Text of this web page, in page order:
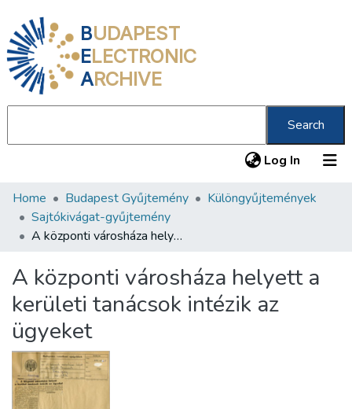
BUDAPEST
ELECTRONIC
ARCHIVE
Search
Log In (current)
Communities & Collections
All of DSpace
About us
Home Budapest Gyűjtemény
Különgyűjtemények
Sajtókivágat-gyűjtemény
A központi városháza helyett a kerületi tanácsok intézik az ügyeket
A központi városháza helyett a
kerületi tanácsok intézik az
ügyeket